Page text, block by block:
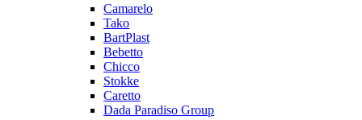
Camarelo
Tako
BartPlast
Bebetto
Chicco
Stokke
Caretto
Dada Paradiso Group